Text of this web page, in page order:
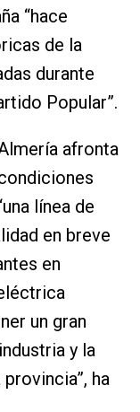
“hace
de la
durante
Popular”.
afronta
línea de
en breve
en
un gran
y la
ha